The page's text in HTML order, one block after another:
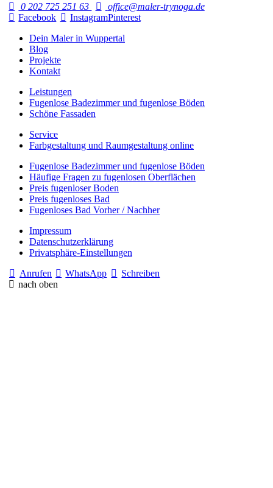
0 202 725 251 63
office@maler-trynoga.de
Facebook
InstagramPinterest
Dein Maler in Wuppertal
Blog
Projekte
Kontakt
Leistungen
Fugenlose Badezimmer und fugenlose Böden
Schöne Fassaden
Service
Farbgestaltung und Raumgestaltung online
Fugenlose Badezimmer und fugenlose Böden
Häufige Fragen zu fugenlosen Oberflächen
Preis fugenloser Boden
Preis fugenloses Bad
Fugenloses Bad Vorher / Nachher
Impressum
Datenschutzerklärung
Privatsphäre-Einstellungen
Anrufen
WhatsApp
Schreiben
nach oben